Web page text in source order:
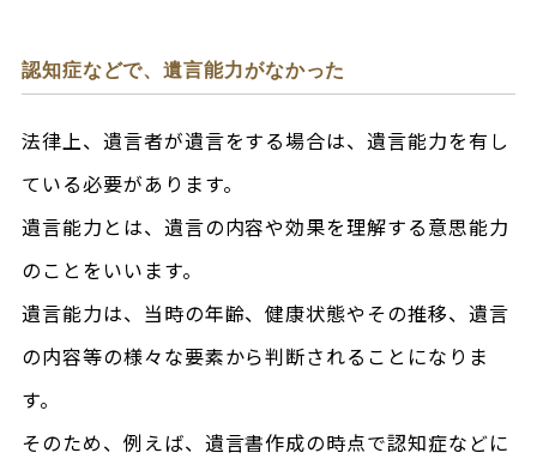
認知症などで、遺言能力がなかった
法律上、遺言者が遺言をする場合は、遺言能力を有し
ている必要があります。
遺言能力とは、遺言の内容や効果を理解する意思能力
のことをいいます。
遺言能力は、当時の年齢、健康状態やその推移、遺言
の内容等の様々な要素から判断されることになりま
す。
そのため、例えば、遺言書作成の時点で認知症などに